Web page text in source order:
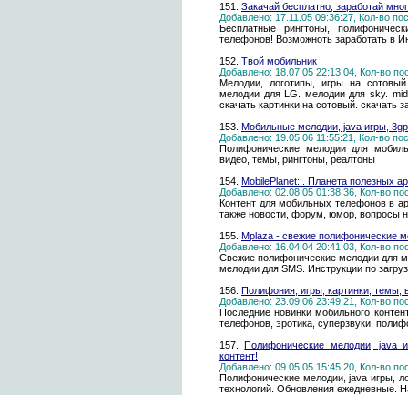
151. Закачай бесплатно, заработай
Добавлено: 17.11.05 09:36:27, Кол-во
Бесплатные рингтоны,
телефонов! Возможноть заработать в
152. Твой мобильник
Добавлено: 18.07.05 22:13:04, Кол-во
Мелодии, логотипы, игры на
мелодии для LG. мелодии для sky.
скачать картинки на сотовый. скачать
153. Мобильные мелодии, java игры,
Добавлено: 19.05.06 11:55:21, Кол-во
Полифонические мелодии для
видео, темы, рингтоны, реалтоны
154. MobilePlanet::. Планета полезных
Добавлено: 02.08.05 01:38:36, Кол-во
Контент для мобильных телефонов в
также новости, форум, юмор, вопросы
155. Mplaza - свежие полифонические
Добавлено: 16.04.04 20:41:03, Кол-во
Свежие полифонические мелодии для
мелодии для SMS. Инструкции по
156. Полифония, игры, картинки, темы,
Добавлено: 23.09.06 23:49:21, Кол-во
Последние новинки мобильного
телефонов, эротика, суперзвуки,
157.Полифонические мелодии, java
контент!
Добавлено: 09.05.05 15:45:20, Кол-во
Полифонические мелодии, java игры,
технологий. Обновления ежедневные.